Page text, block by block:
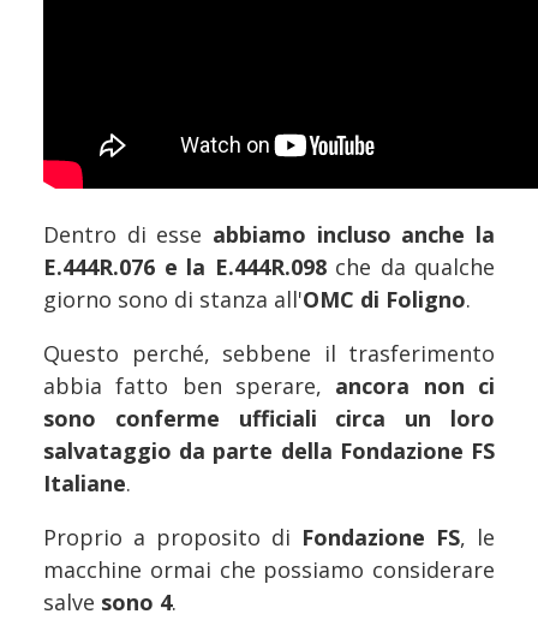
Dentro di esse abbiamo incluso anche la
E.444R.076 e la E.444R.098 che da qualche
giorno sono di stanza all'OMC di Foligno.
Questo perché, sebbene il trasferimento
abbia fatto ben sperare, ancora non ci
sono conferme ufficiali circa un loro
salvataggio da parte della Fondazione FS
Italiane.
Proprio a proposito di Fondazione FS, le
macchine ormai che possiamo considerare
salve sono 4.